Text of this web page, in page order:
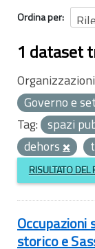
Ordina per
1 dataset
Governo e
Tag: spazi
dehors
RISULTATO DEL
Occupazioni
storico e